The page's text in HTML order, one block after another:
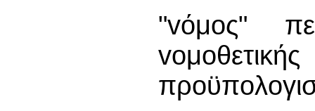
"vόμoς"